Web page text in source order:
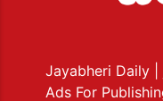
Jayabheri Daily
Ads For